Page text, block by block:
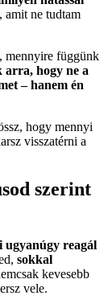
amit ne tudtam
mennyire függünk
arra, hogy ne a
– hanem én
hogy mennyi
visszatérni a
szerint
ugyanúgy reagál
sokkal
kevesebb
vele.